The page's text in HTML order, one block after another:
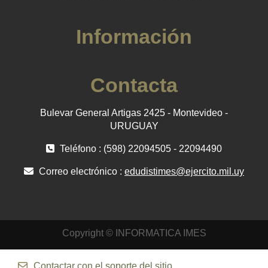
Información
Contacta
Bulevar General Artigas 2425 - Montevideo -
URUGUAY
Teléfono : (598) 22094505 - 22094490
Correo electrónico : edudistimes@ejercito.mil.uy
Copyright © INFORMATICA IMES
Contactar con el soporte del sitio